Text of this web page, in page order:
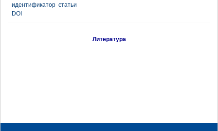
идентификатор статьи
DOI
Литература